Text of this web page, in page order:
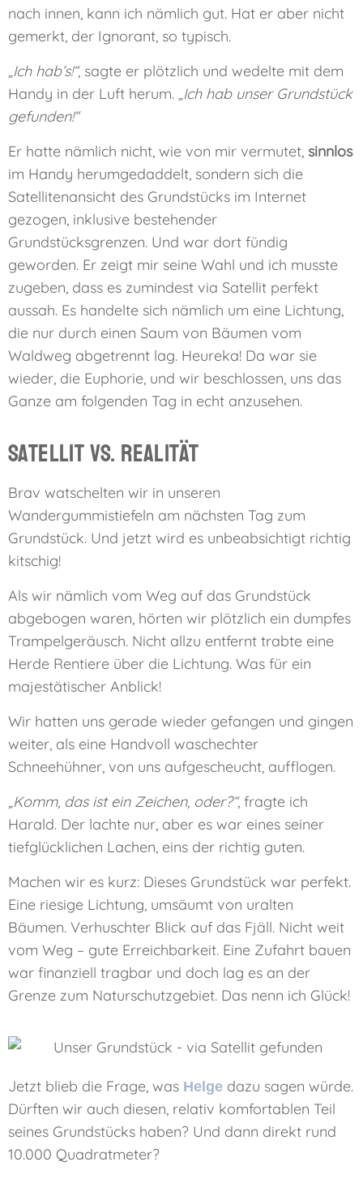
nach innen, kann ich nämlich gut. Hat er aber nicht
gemerkt, der Ignorant, so typisch.
„Ich hab’s!“, sagte er plötzlich und wedelte mit dem
Handy in der Luft herum. „Ich hab unser Grundstück
gefunden!“
Er hatte nämlich nicht, wie von mir vermutet, sinnlos
im Handy herumgedaddelt, sondern sich die
Satellitenansicht des Grundstücks im Internet
gezogen, inklusive bestehender
Grundstücksgrenzen. Und war dort fündig
geworden. Er zeigt mir seine Wahl und ich musste
zugeben, dass es zumindest via Satellit perfekt
aussah. Es handelte sich nämlich um eine Lichtung,
die nur durch einen Saum von Bäumen vom
Waldweg abgetrennt lag. Heureka! Da war sie
wieder, die Euphorie, und wir beschlossen, uns das
Ganze am folgenden Tag in echt anzusehen.
Satellit vs. Realität
Brav watschelten wir in unseren
Wandergummistiefeln am nächsten Tag zum
Grundstück. Und jetzt wird es unbeabsichtigt richtig
kitschig!
Als wir nämlich vom Weg auf das Grundstück
abgebogen waren, hörten wir plötzlich ein dumpfes
Trampelgeräusch. Nicht allzu entfernt trabte eine
Herde Rentiere über die Lichtung. Was für ein
majestätischer Anblick!
Wir hatten uns gerade wieder gefangen und gingen
weiter, als eine Handvoll waschechter
Schneehühner, von uns aufgescheucht, aufflogen.
„Komm, das ist ein Zeichen, oder?“, fragte ich
Harald. Der lachte nur, aber es war eines seiner
tiefglücklichen Lachen, eins der richtig guten.
Machen wir es kurz: Dieses Grundstück war perfekt.
Eine riesige Lichtung, umsäumt von uralten
Bäumen. Verhuschter Blick auf das Fjäll. Nicht weit
vom Weg – gute Erreichbarkeit. Eine Zufahrt bauen
war finanziell tragbar und doch lag es an der
Grenze zum Naturschutzgebiet. Das nenn ich Glück!
Jetzt blieb die Frage, was Helge dazu sagen würde.
Dürften wir auch diesen, relativ komfortablen Teil
seines Grundstücks haben? Und dann direkt rund
10.000 Quadratmeter?